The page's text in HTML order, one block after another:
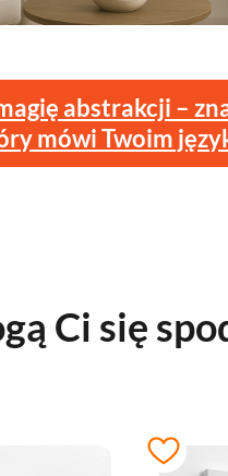
abstrakcji –
mówi Twoim
Ci się